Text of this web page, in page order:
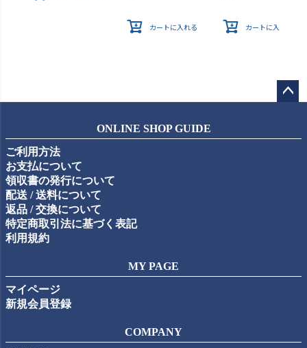
カートに入れる カートに入れる
ップ
ONLINE SHOP GUIDE
ご利用方法
お支払について
領収書の発行について
配送 / 送料について
返品 / 交換について
特定商取引法に基づく表記
利用規約
MY PAGE
マイページ
新規会員登録
COMPANY